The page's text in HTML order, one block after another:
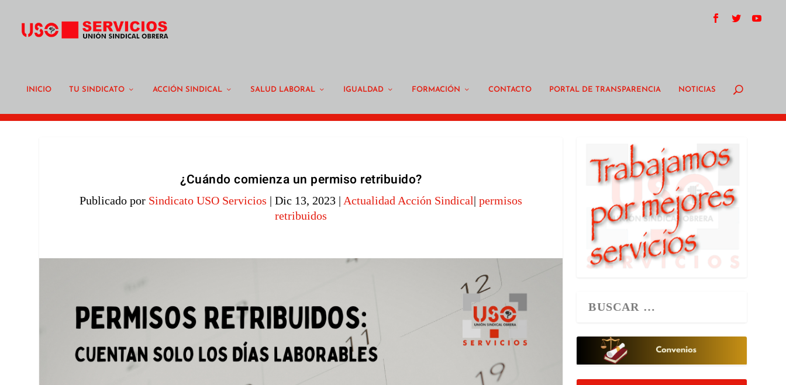
INICIO TU SINDICATO ACCIÓN SINDICAL SALUD LABORAL IGUALDAD FORMACIÓN CONTACTO PORTAL DE TRANSPARENCIA NOTICIAS
¿Cuándo comienza un permiso retribuido?
Publicado por Sindicato USO Servicios |Dic 13, 2023 | Actualidad Acción Sindical|permisos
retribuidos